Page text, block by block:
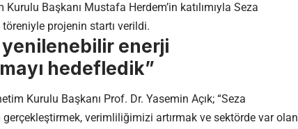
Başkanı Mustafa Herdem’in katılımıyla Seza
projenin startı verildi.
enerji
hedefledik”
Kurulu Başkanı Prof. Dr. Yasemin Açık; “Seza
gerçekleştirmek, verimliliğimizi artırmak ve sektörde var olan